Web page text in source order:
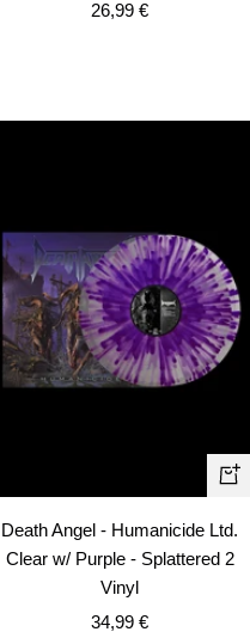
Precio
26,99 €
+
Death Angel - Humanicide Ltd.
Clear w/ Purple - Splattered 2
Vinyl
Precio
34,99 €